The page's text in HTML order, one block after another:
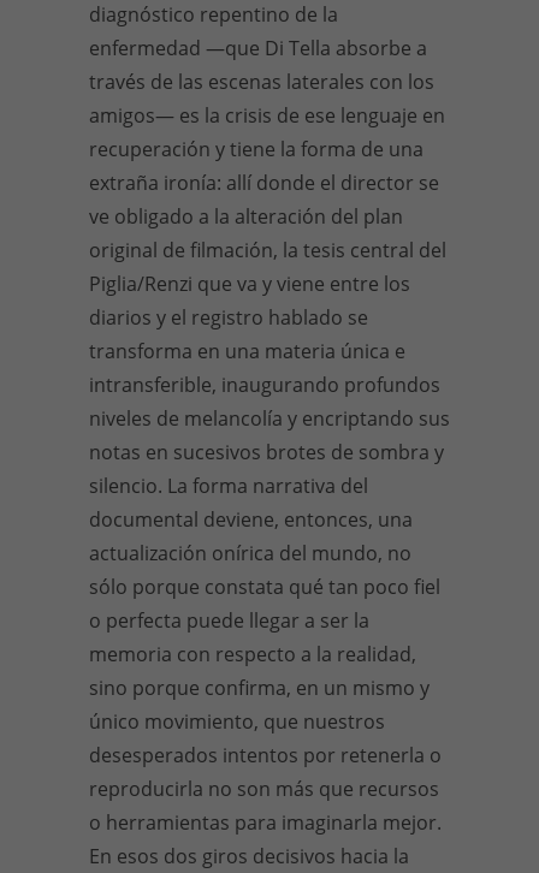
diagnóstico repentino de la
enfermedad —que Di Tella absorbe a
través de las escenas laterales con los
amigos— es la crisis de ese lenguaje en
recuperación y tiene la forma de una
extraña ironía: allí donde el director se
ve obligado a la alteración del plan
original de filmación, la tesis central del
Piglia/Renzi que va y viene entre los
diarios y el registro hablado se
transforma en una materia única e
intransferible, inaugurando profundos
niveles de melancolía y encriptando sus
notas en sucesivos brotes de sombra y
silencio. La forma narrativa del
documental deviene, entonces, una
actualización onírica del mundo, no
sólo porque constata qué tan poco fiel
o perfecta puede llegar a ser la
memoria con respecto a la realidad,
sino porque confirma, en un mismo y
único movimiento, que nuestros
desesperados intentos por retenerla o
reproducirla no son más que recursos
o herramientas para imaginarla mejor.
En esos dos giros decisivos hacia la